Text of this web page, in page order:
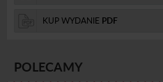
KUP WYDANIE PDF
POLECAMY